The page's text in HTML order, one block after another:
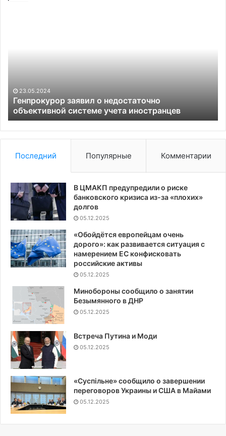
иностранцев
23.05.2024
Генпрокурор заявил о недостаточно
объективной системе учета иностранцев
Последний Популярные Комментарии
В ЦМАКП предупредили о риске
банковского кризиса из-за «плохих»
долгов
05.12.2025
«Обойдётся европейцам очень
дорого»: как развивается ситуация с
намерением ЕС конфисковать
российские активы
05.12.2025
Минобороны сообщило о занятии
Безымянного в ДНР
05.12.2025
Встреча Путина и Моди
05.12.2025
«Суспiльне» сообщило о завершении
переговоров Украины и США в Майами
05.12.2025